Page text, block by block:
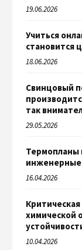
19.06.2026
Учиться
становится
18.06.2026
Свинцовый
так
29.05.2026
Термопланы
инженерные
16.04.2026
химической
10.04.2026